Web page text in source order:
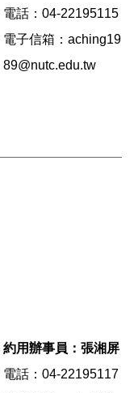
電話：04-22195115
電子信箱： aching19
89@nutc.edu.tw
約用辦事員：張湘屏
電話：04-22195117